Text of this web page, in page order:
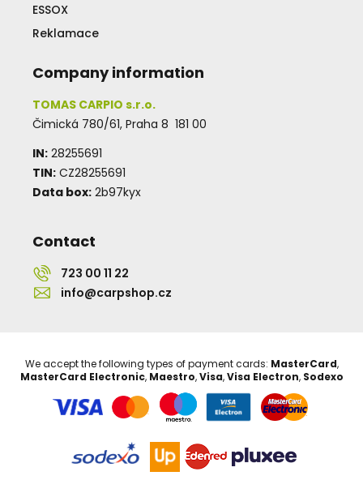
ESSOX
Reklamace
Company information
TOMAS CARPIO s.r.o.
Čimická 780/61, Praha 8 181 00
IN: 28255691
TIN: CZ28255691
Data box: 2b97kyx
Contact
723 00 11 22
info@carpshop.cz
We accept the following types of payment cards: MasterCard,
MasterCard Electronic, Maestro,Visa,Visa Electron, Sodexo